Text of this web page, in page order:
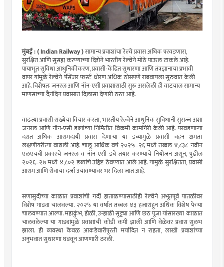
मुंबई : ( Indian Railway )सामान्य प्रवाशांचा रेल्वे प्रवास अधिक परवडणारा,
सुरक्षित आणि सुसह्य करण्याच्या दिशेने भारतीय रेल्वेने मोठे पाऊल टाकले आहे.
पायाभूत सुविधा आधुनिकीकरण, प्रवासी-केंद्रित सुधारणा आणि तंत्रज्ञानाचा प्रभावी
वापर यांमुळे रेल्वेने ‘पॅसेंजर फर्स्ट’ धोरण अधिक ठोसपणे राबवायला सुरुवात केली
आहे. विशेषतः जनरल आणि नॉन-एसी प्रवाशांसाठी सुरू असलेली ही वाटचाल सामान्य
माणसाच्या दैनंदिन प्रवासात दिलासा देणारी ठरत आहे.
वाढत्या प्रवासी संख्येचा विचार करता, भारतीय रेल्वेने आधुनिक सुविधांनी सुसज्ज अशा
जनरल आणि नॉन-एसी डब्यांच्या निर्मितीत विक्रमी कामगिरी केली आहे. परवडणाऱ्या
दरात अधिक आरामदायी प्रवास देणाऱ्या या डब्यांमुळे प्रवासी वहन क्षमता
लक्षणीयरीत्या वाढली आहे. चालू आर्थिक वर्ष २०२५–२६ मध्ये तब्बल ४,८३८ नवीन
एलएचबी प्रकारचे जनरल व नॉन-एसी डबे तयार करण्याचे नियोजन असून, पुढील
२०२६–२७ मध्ये ४,८०२ डब्यांचे उद्दिष्ट ठेवण्यात आले आहे. यामुळे सुरक्षितता, प्रवासी
आराम आणि सेवांचा दर्जा उंचावण्यावर भर दिला जात आहे.
सणासुदीच्या काळात प्रवाशांची गर्दी हाताळण्यासाठीही रेल्वेने अभूतपूर्व पातळीवर
विशेष गाड्या चालवल्या. २०२५ या वर्षात तब्बल ४३ हजारांहून अधिक विशेष फेऱ्या
चालवण्यात आल्या. महाकुंभ, होळी, उन्हाळी सुट्ट्या आणि छठ पूजा यांसारख्या काळात
चालवलेल्या या गाड्यांमुळे प्रवाशांची कोंडी कमी झाली आणि वेळेवर प्रवास सुलभ
झाला. ही व्यवस्था केवळ आकडेवारीपुरती मर्यादित न राहता, लाखो प्रवाशांच्या
अनुभवात सुधारणा घडवून आणणारी ठरली.